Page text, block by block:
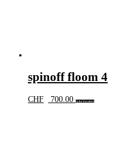
spinoff floom 4
CHF 700.00 In den Warenkorb